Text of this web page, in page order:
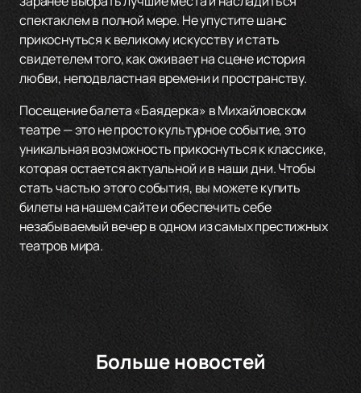
спектаклем в полной мере. Не упустите шанс
прикоснуться к великому искусству и стать
свидетелем того, как оживает на сцене история
любви, неподвластная времени и пространству.
Посещение балета «Баядерка» в Михайловском
театре — это не просто культурное событие, это
уникальная возможность прикоснуться к классике,
которая остается актуальной и в наши дни. Чтобы
стать частью этого события, вы можете купить
билеты на нашем сайте и обеспечить себе
незабываемый вечер в одном из самых престижных
театров мира.
Больше новостей